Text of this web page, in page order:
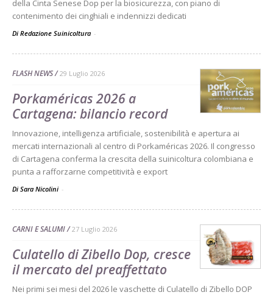
della Cinta Senese Dop per la biosicurezza, con piano di
contenimento dei cinghiali e indennizzi dedicati
Di Redazione Suinicoltura -
FLASH NEWS 29 Luglio 2026
Porkaméricas 2026 a
Cartagena: bilancio record
Innovazione, intelligenza artificiale, sostenibilità e apertura ai
mercati internazionali al centro di Porkaméricas 2026. Il congresso
di Cartagena conferma la crescita della suinicoltura colombiana e
punta a rafforzarne competitività e export
Di Sara Nicolini -
CARNI E SALUMI 27 Luglio 2026
Culatello di Zibello Dop, cresce
il mercato del preaffettato
Nei primi sei mesi del 2026 le vaschette di Culatello di Zibello DOP